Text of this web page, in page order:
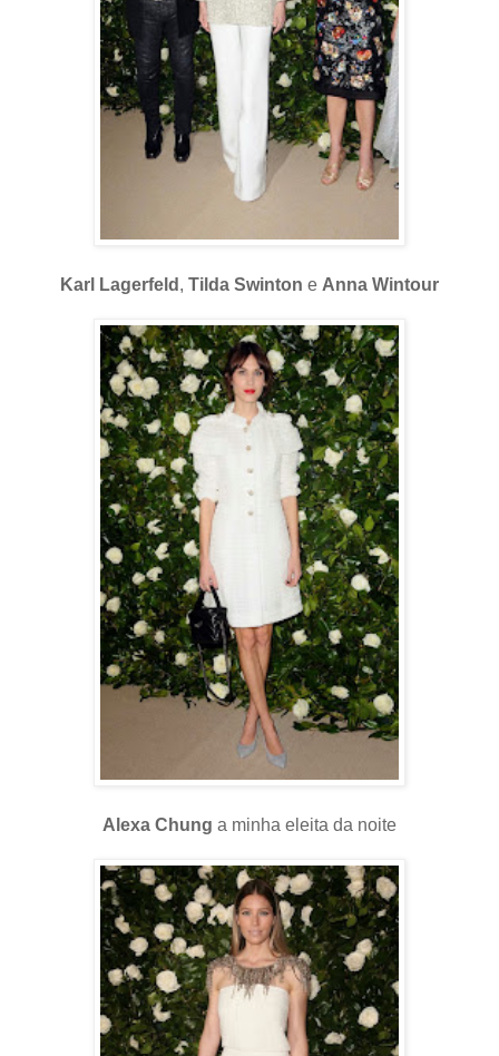
Karl Lagerfeld , Tilda Swinton e Anna Wintour
Alexa Chung a minha eleita da noite